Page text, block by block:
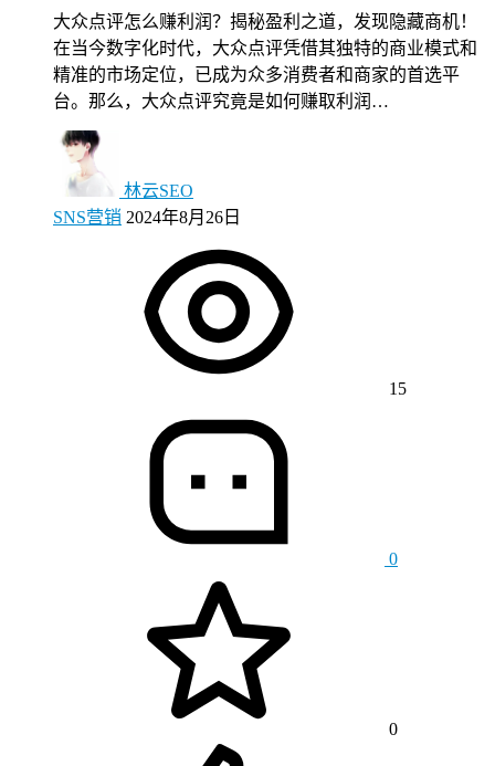
大众点评怎么赚利润？揭秘盈利之道，发现隐藏商机！
在当今数字化时代，大众点评凭借其独特的商业模式和
精准的市场定位，已成为众多消费者和商家的首选平
台。那么，大众点评究竟是如何赚取利润…
林云SEO
SNS营销 2024年8月26日
15
0
0